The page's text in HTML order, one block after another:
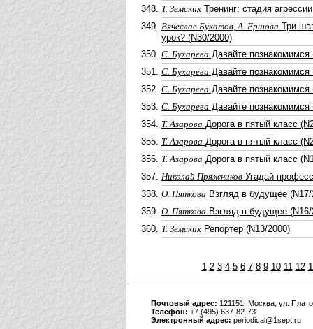
Т. Земских Тренинг: стадия
Вячеслав Букатов, А. Ершова Три
урок? (N30/2000)
С. Бухарева Давайте познакомимся
С. Бухарева Давайте познакомимся
С. Бухарева Давайте познакомимся
С. Бухарева Давайте познакомимся
Т. Азарова Дорога в пятый класс
Т. Азарова Дорога в пятый класс
Т. Азарова Дорога в пятый класс
Николай Пряжников Угадай
О. Пяткова Взгляд в будущее (N17/
О. Пяткова Взгляд в будущее (N16/
Т. Земских Репортер (N13/2000)
1 2 3 4 5 6 7 8 9 10 11 12
Почтовый адрес: 121151, Москва, ул.
Телефон: +7 (495) 637-82-73
Электронный адрес: periodical@1sept.ru